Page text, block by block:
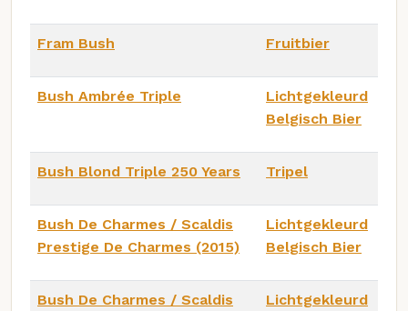
Fram Bush Fruitbier
Bush Ambrée Triple
Lichtgekleurd
Belgisch Bier
Bush Blond Triple 250 Years Tripel
Bush De Charmes / Scaldis
Prestige De Charmes (2015)
Lichtgekleurd
Belgisch Bier
Bush De Charmes / Scaldis
Lichtgekleurd